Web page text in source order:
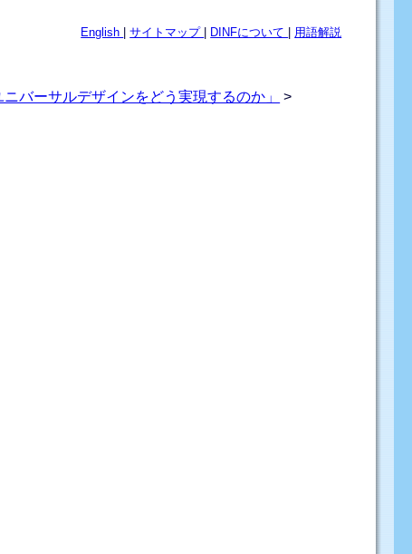
English |サイトマップ DINFについて 用語解説
バーサルデザインをどう実現するのか」
>